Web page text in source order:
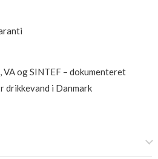
og SINTEF – dokumenteret
drikkevand i Danmark